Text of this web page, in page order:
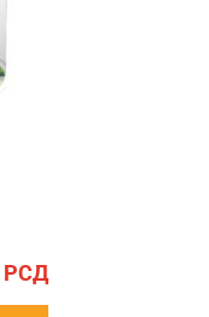
РСД